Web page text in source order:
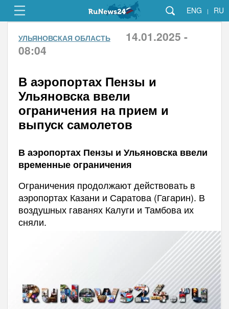
ENG | RU
УЛЬЯНОВСКАЯ ОБЛАСТЬ
14.01.2025 -
08:04
В аэропортах Пензы и
Ульяновска ввели
ограничения на прием и
выпуск самолетов
В аэропортах Пензы и Ульяновска ввели
временные ограничения
Ограничения продолжают действовать в
аэропортах Казани и Саратова (Гагарин). В
воздушных гаванях Калуги и Тамбова их
сняли.